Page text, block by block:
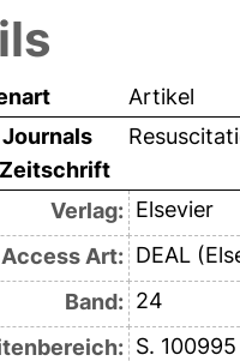
Artikel
Verlag: Elsevier
Art: DEAL
Band: 24
S. 100995